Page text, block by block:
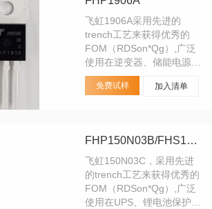
飞虹1906A采用先进的
trench工艺来获得优秀的
FOM（RDSon*Qg）,广泛
使用在逆变器、储能电源
上。其他MOS管品牌替代
免费试样 加入清单
FHP150N03B/FHS150N03B/FHD150N03B
飞虹150N03C，采用先进
的trench工艺来获得优秀的
FOM（RDSon*Qg）,广泛
使用在UPS、锂电池保护